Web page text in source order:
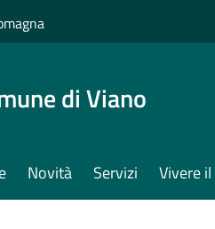
di Viano
Novità Servizi Vivere